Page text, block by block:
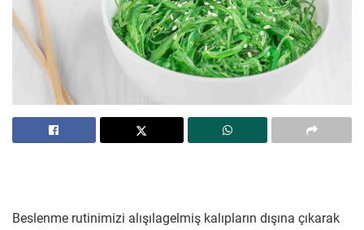
Beslenme rutinimizi alışılagelmiş kalıpların dışına çıkarak